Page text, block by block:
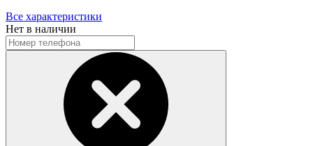
Все характеристики
Нет в наличии